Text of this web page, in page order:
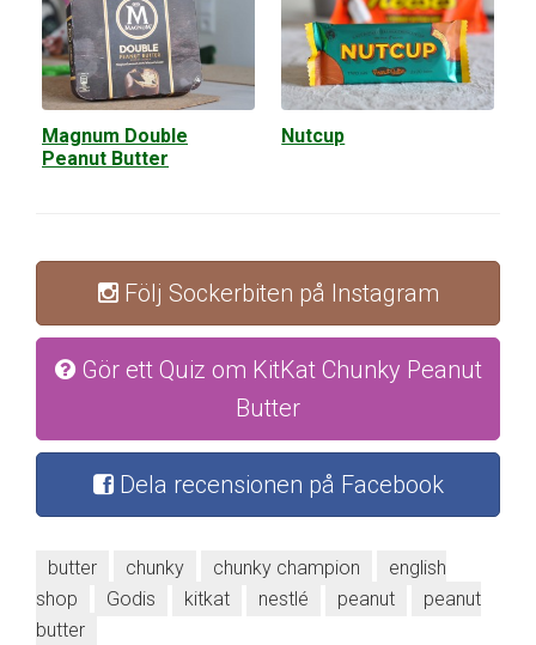
Magnum Double
Peanut Butter
Nutcup
Följ Sockerbiten på Instagram
Gör ett Quiz om KitKat Chunky Peanut
Butter
Dela recensionen på Facebook
butter chunky chunky champion
english
shop
Godis kitkat nestlé peanut
peanut
butter